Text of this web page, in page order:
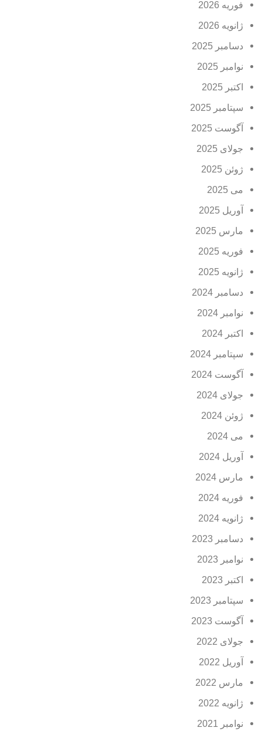
فوریه 2026
ژانویه 2026
دسامبر 2025
نوامبر 2025
اکتبر 2025
سپتامبر 2025
آگوست 2025
جولای 2025
ژوئن 2025
می 2025
آوریل 2025
مارس 2025
فوریه 2025
ژانویه 2025
دسامبر 2024
نوامبر 2024
اکتبر 2024
سپتامبر 2024
آگوست 2024
جولای 2024
ژوئن 2024
می 2024
آوریل 2024
مارس 2024
فوریه 2024
ژانویه 2024
دسامبر 2023
نوامبر 2023
اکتبر 2023
سپتامبر 2023
آگوست 2023
جولای 2022
آوریل 2022
مارس 2022
ژانویه 2022
نوامبر 2021